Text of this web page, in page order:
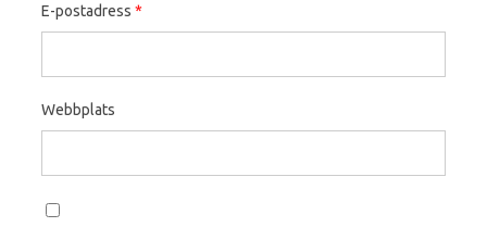
E-postadress *
Webbplats